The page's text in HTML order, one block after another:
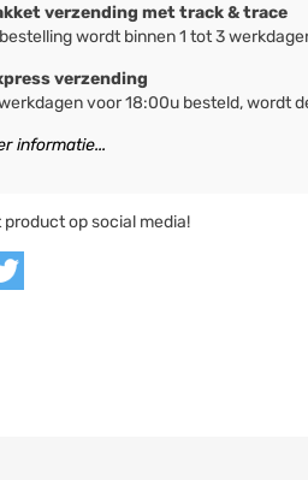
verzending met track & trace
wordt binnen 1 tot 3
verzending
voor 18:00u besteld, wordt
informatie...
product op social media!